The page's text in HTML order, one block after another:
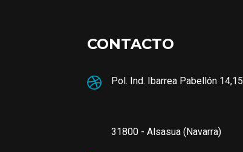
CONTACTO
Pol. Ind. Ibarrea Pabellón 14,15
31800 - Alsasua (Navarra)